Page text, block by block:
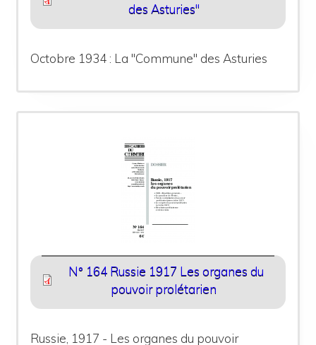
des Asturies"
Octobre 1934 : La "Commune" des Asturies
N° 164 Russie 1917 Les organes du
pouvoir prolétarien
Russie, 1917 - Les organes du pouvoir